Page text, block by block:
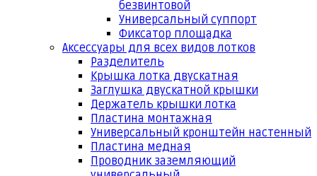
безвинтовой
Универсальный суппорт
Фиксатор площадка
Аксессуары для всех видов лотков
Разделитель
Крышка лотка двускатная
Заглушка двускатной крышки
Держатель крышки лотка
Пластина монтажная
Универсальный кронштейн настенный
Пластина медная
Проводник заземляющий